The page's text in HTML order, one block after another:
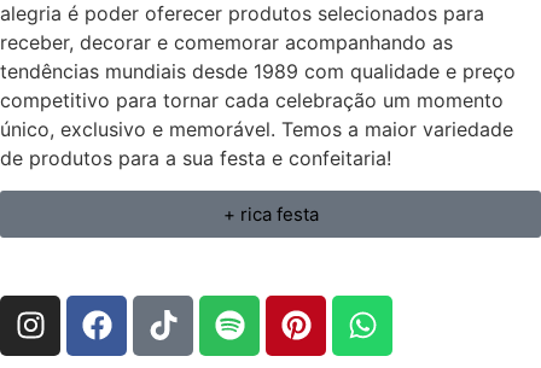
alegria é poder oferecer produtos selecionados para
receber, decorar e comemorar acompanhando as
tendências mundiais desde 1989 com qualidade e preço
competitivo para tornar cada celebração um momento
único, exclusivo e memorável. Temos a maior variedade
de produtos para a sua festa e confeitaria!
+ rica festa